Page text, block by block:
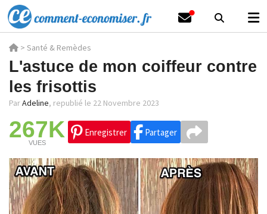
> Santé & Remèdes
L'astuce de mon coiffeur contre
les frisottis
ParAdeline, republié le 22 Novembre 2023
267K
VUES
Enregistrer Partager